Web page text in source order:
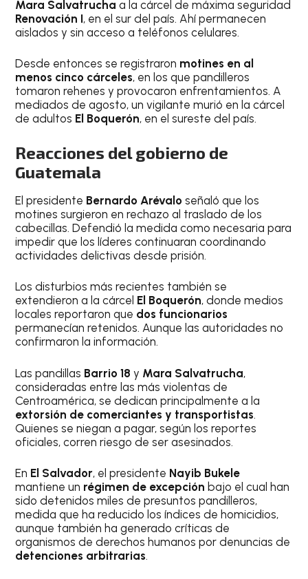
Mara Salvatrucha a la cárcel de máxima seguridad
Renovación I, en el sur del país. Ahí permanecen
aislados y sin acceso a teléfonos celulares.
Desde entonces se registraron motines en al
menos cinco cárceles, en los que pandilleros
tomaron rehenes y provocaron enfrentamientos. A
mediados de agosto, un vigilante murió en la cárcel
de adultos El Boquerón, en el sureste del país.
Reacciones del gobierno de
Guatemala
El presidente Bernardo Arévalo señaló que los
motines surgieron en rechazo al traslado de los
cabecillas. Defendió la medida como necesaria para
impedir que los líderes continuaran coordinando
actividades delictivas desde prisión.
Los disturbios más recientes también se
extendieron a la cárcel El Boquerón, donde medios
locales reportaron que dos funcionarios
permanecían retenidos. Aunque las autoridades no
confirmaron la información.
Las pandillas Barrio 18 y Mara Salvatrucha,
consideradas entre las más violentas de
Centroamérica, se dedican principalmente a la
extorsión de comerciantes y transportistas.
Quienes se niegan a pagar, según los reportes
oficiales, corren riesgo de ser asesinados.
En El Salvador, el presidente Nayib Bukele
mantiene un régimen de excepción bajo el cual han
sido detenidos miles de presuntos pandilleros,
medida que ha reducido los índices de homicidios,
aunque también ha generado críticas de
organismos de derechos humanos por denuncias de
detenciones arbitrarias.